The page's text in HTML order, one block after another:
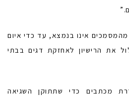
אינו בנמצא, עד כדי איום
את הרישיון לאחזקת דגים בבתי
מכתבים כדי שתתוקן השגיאה